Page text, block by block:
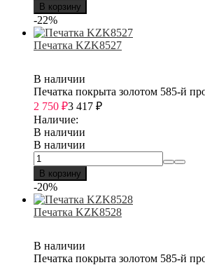
В корзину
-22%
Печатка KZK8527
В наличии
Печатка покрыта золотом 585-й
2 750 ₽3 417 ₽
Наличие:
В наличии
В наличии
В корзину
-20%
Печатка KZK8528
В наличии
Печатка покрыта золотом 585-й